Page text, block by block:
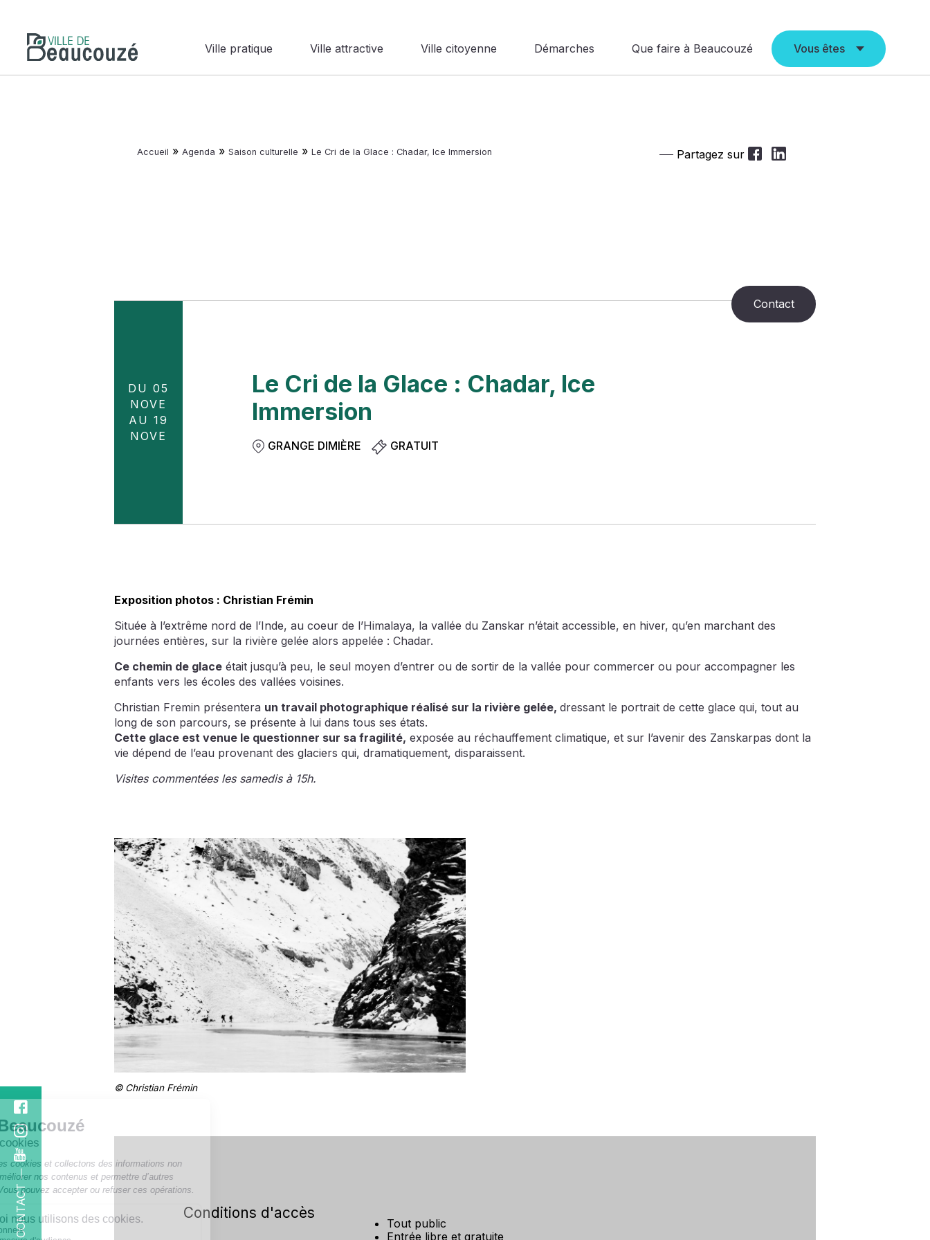
Ville pratique Ville attractive Ville citoyenne Démarches Que faire à Beaucouzé Vous êtes
CONTACT
Accueil »Agenda »Saison culturelle »Le Cri de la Glace : Chadar, Ice Immersion Partagez sur
Contact
DU 05
NOVE
AU 19
NOVE
Le Cri de la Glace : Chadar, Ice
Immersion
GRANGE DIMIÈRE GRATUIT
Exposition photos : Christian Frémin
Située à l’extrême nord de l’Inde, au coeur de l’Himalaya, la vallée du Zanskar n’était accessible, en hiver, qu’en marchant des
journées entières, sur la rivière gelée alors appelée : Chadar.
Ce chemin de glaceétait jusqu’à peu, le seul moyen d’entrer ou de sortir de la vallée pour commercer ou pour accompagner les
enfants vers les écoles des vallées voisines.
Christian Fremin présentera un travail photographique réalisé sur la rivière gelée, dressant le portrait de cette glace qui, tout au
long de son parcours, se présente à lui dans tous ses états.
Cette glace est venue le questionner sur sa fragilité, exposée au réchauffement climatique, et sur l’avenir des Zanskarpas dont la
vie dépend de l’eau provenant des glaciers qui, dramatiquement, disparaissent.
Visites commentées les samedis à 15h.
© Christian Frémin
Conditions d'accès
Tout public
Entrée libre et gratuite